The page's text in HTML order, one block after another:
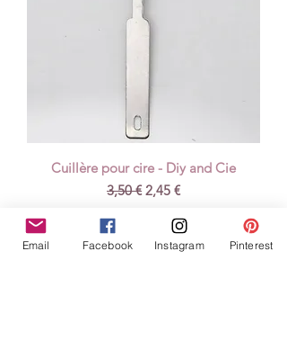
Cuillère pour cire - Diy and Cie
Prix original
3,50 € Prix promotionnel
2,45 €
Ajouter au panier
Email Facebook Instagram Pinterest